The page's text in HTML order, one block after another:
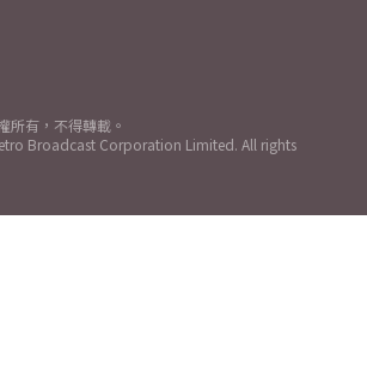
所有，不得轉載。
Broadcast Corporation Limited. All rights